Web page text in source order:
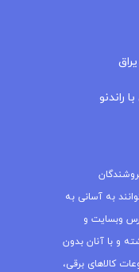
یراق
راندنو
به آسانی به
وبسایت و
و با آنان بدون
کالاهای برقی،